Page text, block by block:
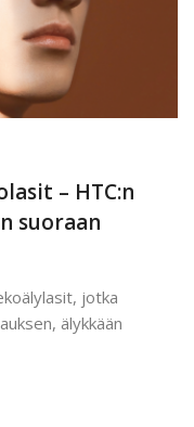
– HTC:n
suoraan
jotka
älykkään